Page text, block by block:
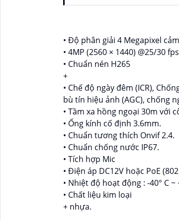
• Độ phân giải 4 Megapixel
• 4MP (2560 × 1440) @25/30
• Chuẩn nén H265
+
• Chế độ ngày đêm (ICR),
bù tín hiệu ảnh (AGC), chống
• Tầm xa hồng ngoại 30m với
• Ống kính cố định 3.6mm.
• Chuẩn tương thích Onvif 2.4.
• Chuẩn chống nước IP67.
• Tích hợp Mic
• Điện áp DC12V hoặc PoE
• Nhiệt độ hoạt động : -40° C ~
• Chất liệu kim loại
+ nhựa.